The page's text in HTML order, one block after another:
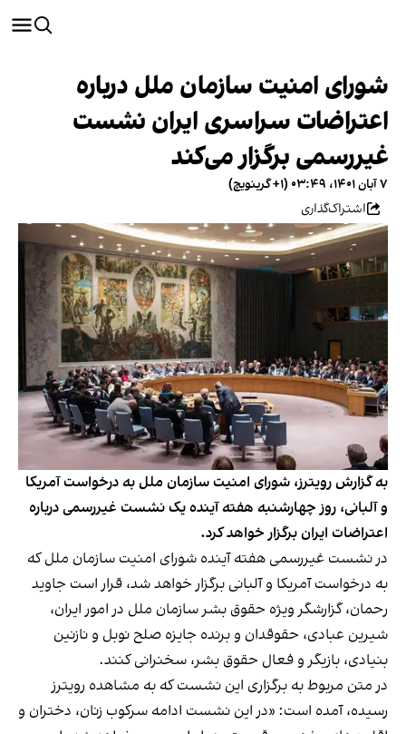
شورای امنیت سازمان ملل درباره
اعتراضات سراسری ایران نشست
غیررسمی برگزار می‌کند
۷ آبان ۱۴۰۱، ۰۳:۴۹ (‎+۱ گرینویچ)
اشتراک‌گذاری
به گزارش رویترز، شورای امنیت سازمان ملل به درخواست آمریکا
و آلبانی، روز چهارشنبه هفته آینده یک نشست غیررسمی درباره
اعتراضات ایران برگزار خواهد کرد.
در نشست غیررسمی هفته آینده شورای امنیت سازمان ملل که
به درخواست آمریکا و آلبانی برگزار خواهد شد، قرار است جاوید
رحمان، گزارشگر ویژه حقوق بشر سازمان ملل در امور ایران،
شیرین عبادی، حقوقدان و برنده جایزه صلح نوبل و نازنین
بنیادی، بازیگر و فعال حقوق بشر، سخنرانی کنند.
در متن مربوط به برگزاری این نشست که به مشاهده رویترز
رسیده، آمده است: «در این نشست ادامه سرکوب زنان، دختران و